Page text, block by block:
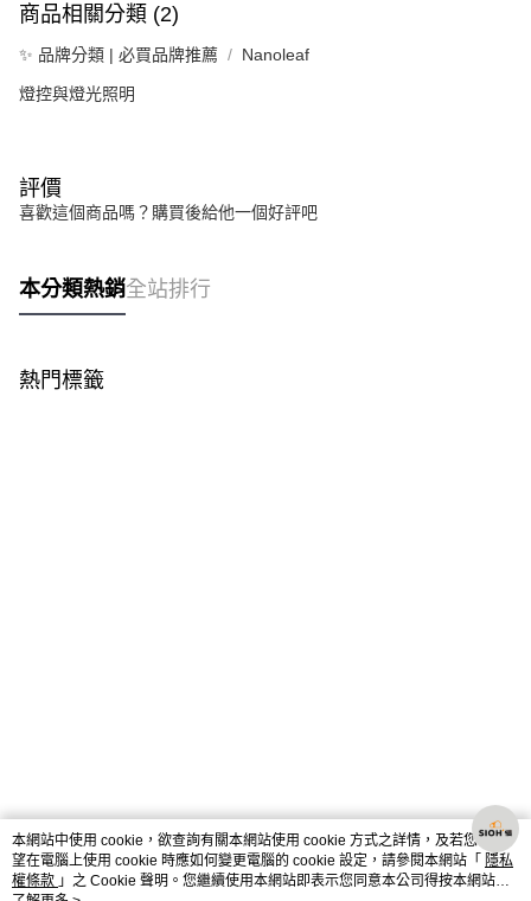
商品相關分類 (2)
✨ 品牌分類 | 必買品牌推薦 Nanoleaf
燈控與燈光照明
評價
喜歡這個商品嗎？購買後給他一個好評吧
本分類熱銷全站排行
熱門標籤
本網站中使用 cookie，欲查詢有關本網站使用 cookie 方式之詳情，及若您不希
望在電腦上使用 cookie 時應如何變更電腦的 cookie 設定，請參閱本網站「 隱私
權條款 」之 Cookie 聲明。您繼續使用本網站即表示您同意本公司得按本網站使